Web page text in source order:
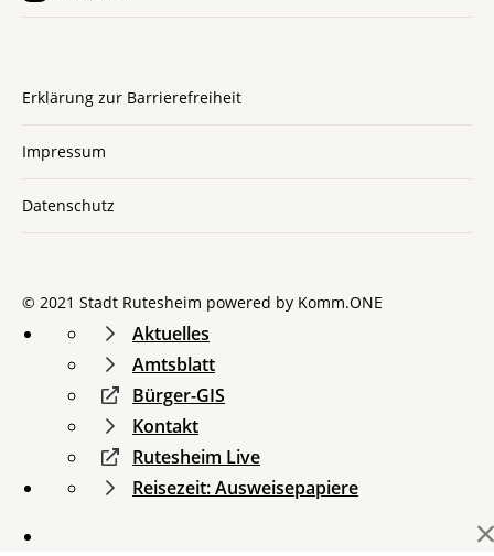
Erklärung zur Barrierefreiheit
Impressum
Datenschutz
© 2021 Stadt Rutesheim powered by Komm.ONE
Aktuelles
Amtsblatt
Bürger-GIS
Kontakt
Rutesheim Live
Reisezeit: Ausweisepapiere